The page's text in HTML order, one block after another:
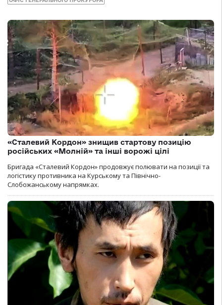
«Сталевий Кордон» знищив стартову позицію
російських «Молній» та інші ворожі цілі
Бригада «Сталевий Кордон» продовжує полювати на позиції та
логістику противника на Курському та Північно-
Слобожанському напрямках.